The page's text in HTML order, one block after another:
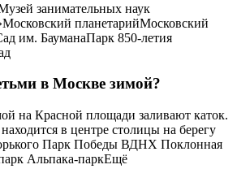
занимательных наук
планетарийМосковский
им. БауманаПарк 850-летия
в Москве зимой?
на Красной площади заливают каток.
в центре столицы на берегу
Парк Победы ВДНХ Поклонная
Альпака-паркЕщё